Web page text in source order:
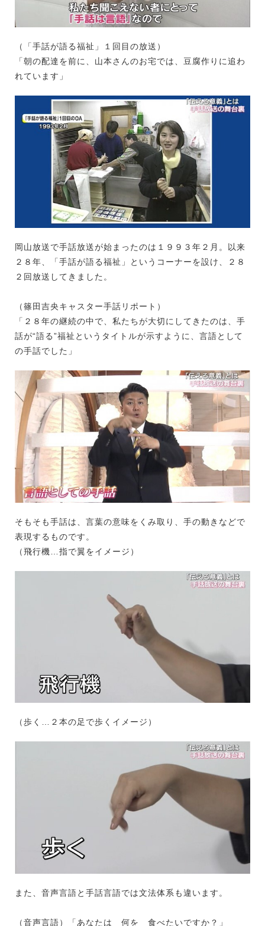
（「手話が語る福祉」１回目の放送）
「朝の配達を前に、山本さんのお宅では、豆腐作りに追わ
れています」
岡山放送で手話放送が始まったのは１９９３年２月。以来
２８年、「手話が語る福祉」というコーナーを設け、２８
２回放送してきました。
（篠田吉央キャスター手話リポート）
「２８年の継続の中で、私たちが大切にしてきたのは、手
話が“語る”福祉というタイトルが示すように、言語として
の手話でした」
そもそも手話は、言葉の意味をくみ取り、手の動きなどで
表現するものです。
（飛行機…指で翼をイメージ）
（歩く…２本の足で歩くイメージ）
また、音声言語と手話言語では文法体系も違います。
（音声言語）「あなたは 何を 食べたいですか？」